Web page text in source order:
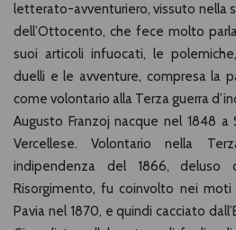
letterato-avventuriero, vissuto nella
dell’Ottocento, che fece molto
suoi articoli infuocati, le
duelli e le avventure, compresa la
come volontario alla Terza guerra
Augusto Franzoj nacque nel 1848 a
Vercellese. Volontario nella
indipendenza del 1866, deluso
Risorgimento, fu coinvolto nei moti
Pavia nel 1870, e quindi cacciato